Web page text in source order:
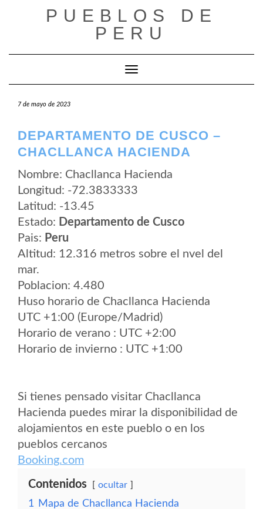
PUEBLOS DE
PERU
Cambiar modo de navegación
7 de mayo de 2023
DEPARTAMENTO DE CUSCO –
CHACLLANCA HACIENDA
Nombre: Chacllanca Hacienda
Longitud: -72.3833333
Latitud: -13.45
Estado: Departamento de Cusco
Pais: Peru
Altitud: 12.316 metros sobre el nvel del
mar.
Poblacion: 4.480
Huso horario de Chacllanca Hacienda
UTC +1:00 (Europe/Madrid)
Horario de verano : UTC +2:00
Horario de invierno : UTC +1:00
Si tienes pensado visitar Chacllanca
Hacienda puedes mirar la disponibilidad de
alojamientos en este pueblo o en los
pueblos cercanos
Booking.com
Contenidos ocultar
1
Mapa de Chacllanca Hacienda